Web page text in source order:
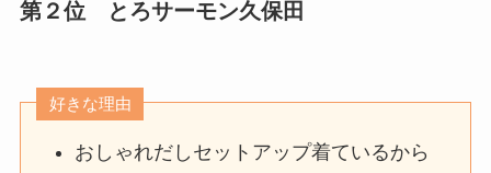
第２位 とろサーモン久保田
好きな理由
おしゃれだしセットアップ着ているから